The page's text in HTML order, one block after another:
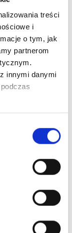
treści
i
o tym, jak
partnerom
innymi danymi